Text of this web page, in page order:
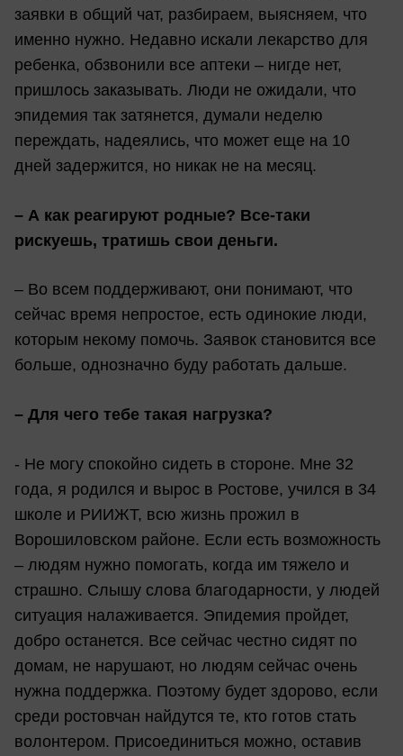
заявки в общий чат, разбираем, выясняем, что
именно нужно. Недавно искали лекарство для
ребенка, обзвонили все аптеки – нигде нет,
пришлось заказывать. Люди не ожидали, что
эпидемия так затянется, думали неделю
переждать, надеялись, что может еще на 10
дней задержится, но никак не на месяц.
– А как реагируют родные? Все-таки
рискуешь, тратишь свои деньги.
– Во всем поддерживают, они понимают, что
сейчас время непростое, есть одинокие люди,
которым некому помочь. Заявок становится все
больше, однозначно буду работать дальше.
– Для чего тебе такая нагрузка?
- Не могу спокойно сидеть в стороне. Мне 32
года, я родился и вырос в Ростове, учился в 34
школе и РИИЖТ, всю жизнь прожил в
Ворошиловском районе. Если есть возможность
– людям нужно помогать, когда им тяжело и
страшно. Слышу слова благодарности, у людей
ситуация налаживается. Эпидемия пройдет,
добро останется. Все сейчас честно сидят по
домам, не нарушают, но людям сейчас очень
нужна поддержка. Поэтому будет здорово, если
среди ростовчан найдутся те, кто готов стать
волонтером. Присоединиться можно, оставив